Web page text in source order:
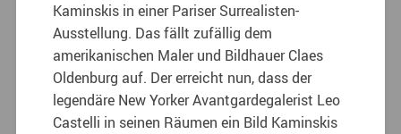
Kaminskis in einer Pariser Surrealisten-
Ausstellung. Das fällt zufällig dem
amerikanischen Maler und Bildhauer Claes
Oldenburg auf. Der erreicht nun, dass der
legendäre New Yorker Avantgardegalerist Leo
Castelli in seinen Räumen ein Bild Kaminskis